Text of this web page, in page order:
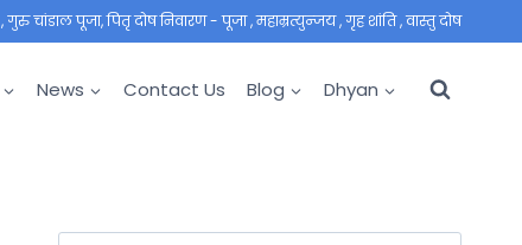
चांडाल पूजा, पितृ दोष निवारण - पूजा , महाम्रत्युन्जय , गृह शांति , वास्तु दोष
News Contact Us Blog Dhyan